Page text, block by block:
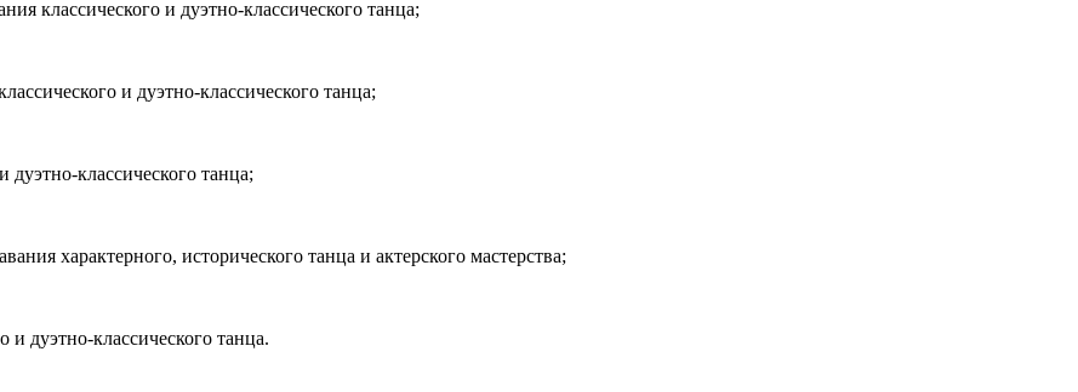
классического и дуэтно-классического танца;
и дуэтно-классического танца;
классического танца;
характерного, исторического танца и актерского мастерства;
дуэтно-классического танца.